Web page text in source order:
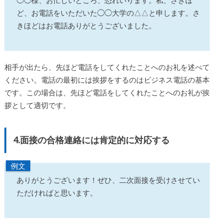
ど、お電話をいただいた◯◯大学の△△と申します。さ
きほどはお電話ありがとうございました。
相手が出たら、先ほど電話をしてくれたことへのお礼を述べて
ください。電話の最初には挨拶をするのはビジネス電話の基本
です。この場合は、先ほど電話をしてくれたことへのお礼が挨
拶として適切です。
4.面接の合格連絡には肯定的に対応する
例文
ありがとうございます！ぜひ、二次面接を受けさせてい
ただければと思います。